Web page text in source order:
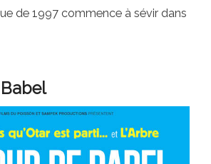
de 1997 commence à sévir dans